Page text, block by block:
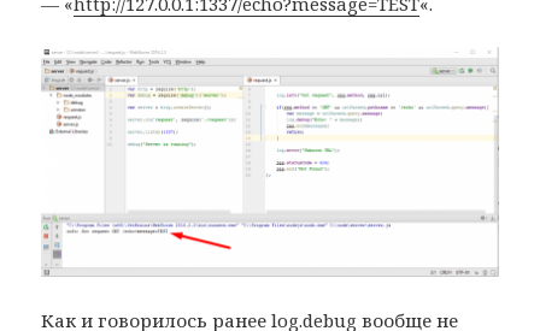
Как и говорилось ранее log.debug вообще не